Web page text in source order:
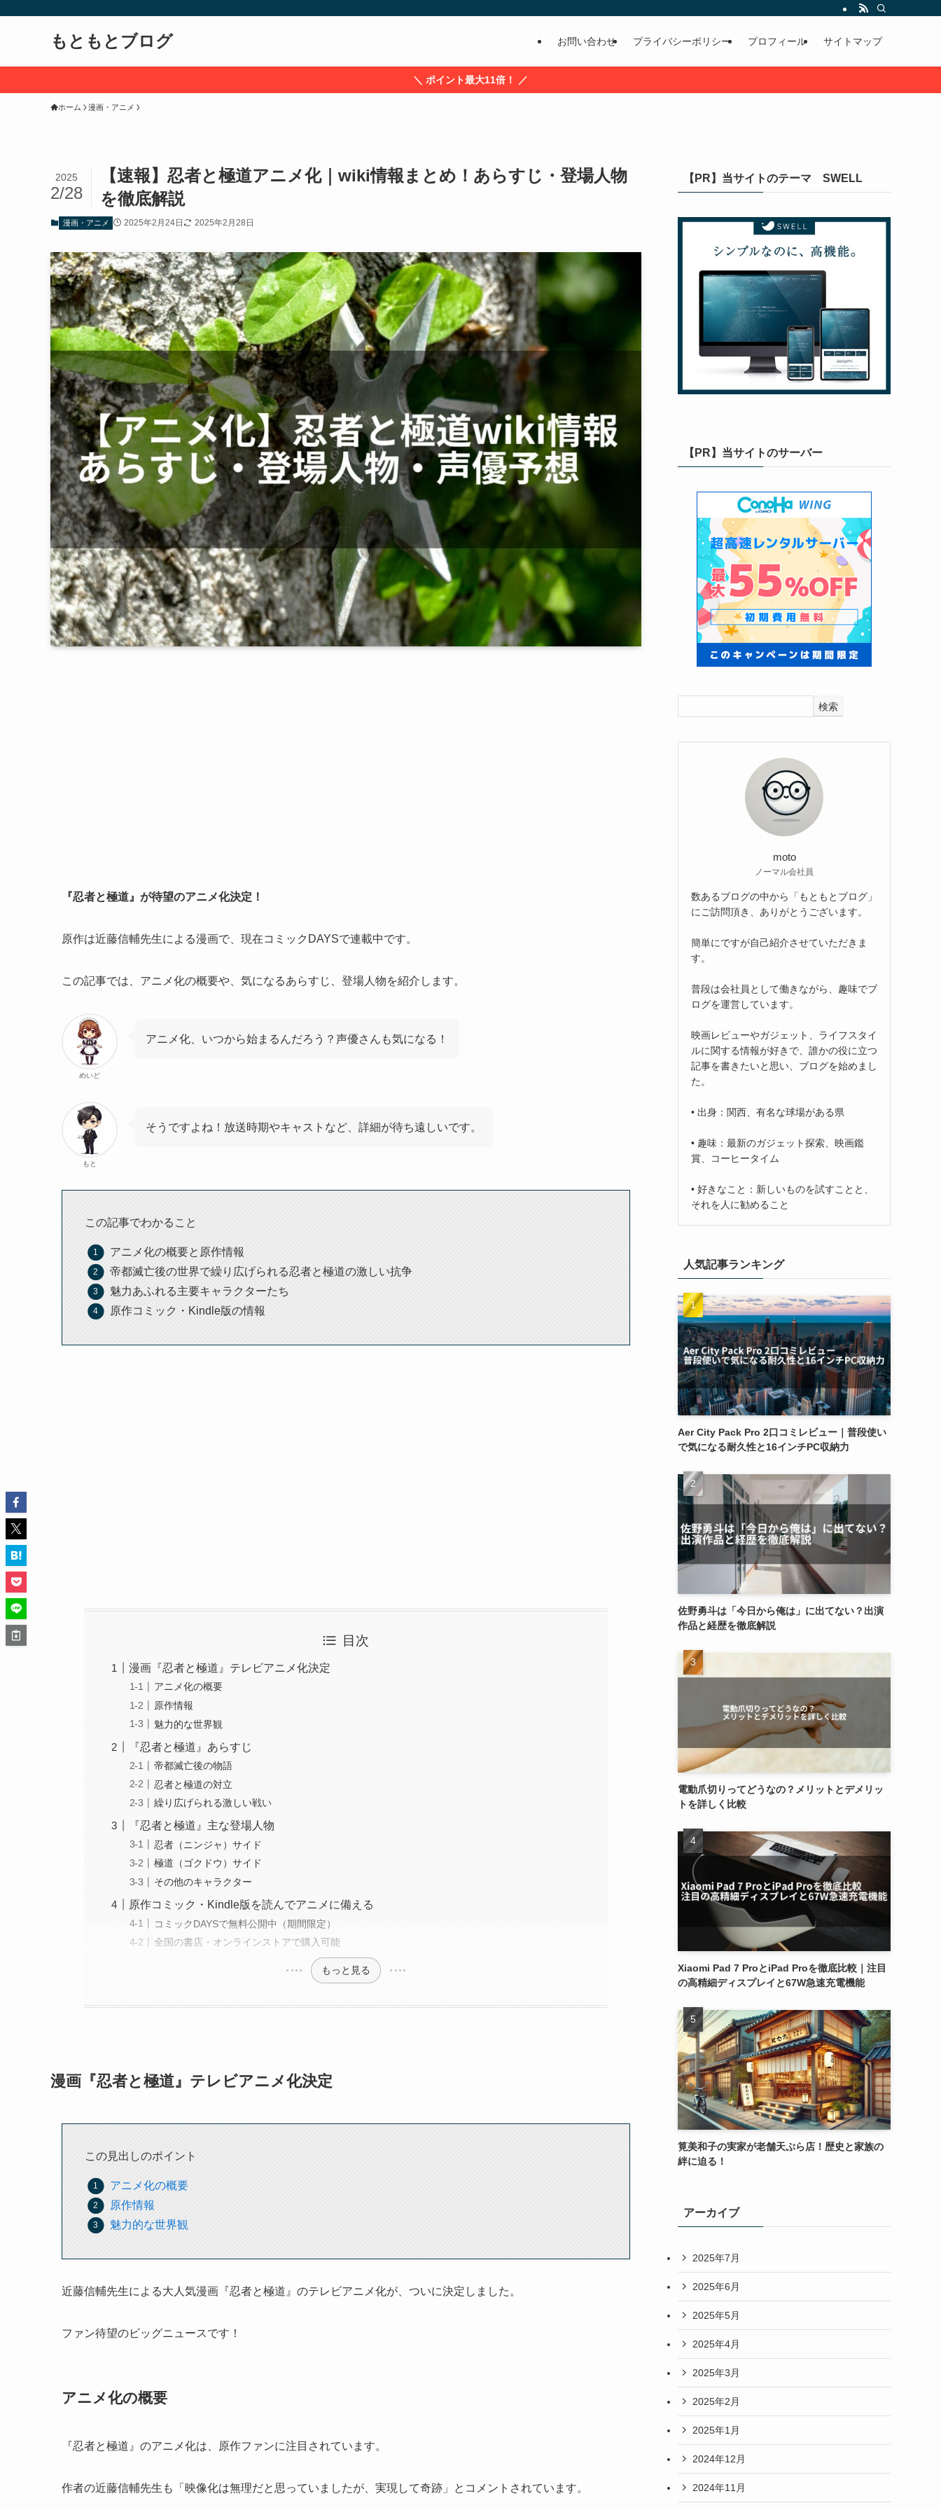
もともとブログ お問い合わせ プライバシーポリシー プロフィール サイトマップ
＼ ポイント最大11倍！ ／
ホーム 漫画・アニメ
【速報】忍者と極道アニメ化｜wiki情報まとめ！あらすじ・登場人物
を徹底解説
2025
2/28
漫画・アニメ 2025年2月24日 2025年2月28日
『忍者と極道』が待望のアニメ化決定！
原作は近藤信輔先生による漫画で、現在コミックDAYSで連載中です。
この記事では、アニメ化の概要や、気になるあらすじ、登場人物を紹介します。
めいど
アニメ化、いつから始まるんだろう？声優さんも気になる！
もと
そうですよね！放送時期やキャストなど、詳細が待ち遠しいです。
この記事でわかること
アニメ化の概要と原作情報
帝都滅亡後の世界で繰り広げられる忍者と極道の激しい抗争
魅力あふれる主要キャラクターたち
原作コミック・Kindle版の情報
目次
漫画『忍者と極道』テレビアニメ化決定
アニメ化の概要
原作情報
魅力的な世界観
『忍者と極道』あらすじ
帝都滅亡後の物語
忍者と極道の対立
繰り広げられる激しい戦い
『忍者と極道』主な登場人物
忍者（ニンジャ）サイド
極道（ゴクドウ）サイド
その他のキャラクター
原作コミック・Kindle版を読んでアニメに備える
コミックDAYSで無料公開中（期間限定）
全国の書店・オンラインストアで購入可能
もっと見る
漫画『忍者と極道』テレビアニメ化決定
この見出しのポイント
アニメ化の概要
原作情報
魅力的な世界観
近藤信輔先生による大人気漫画『忍者と極道』のテレビアニメ化が、ついに決定しました。
ファン待望のビッグニュースです！
アニメ化の概要
『忍者と極道』のアニメ化は、原作ファンに注目されています。
作者の近藤信輔先生も「映像化は無理だと思っていましたが、実現して奇跡」とコメントされています。
【PR】当サイトのテーマ SWELL
【PR】当サイトのサーバー
検索
moto
ノーマル会社員
数あるブログの中から「もともとブログ」
にご訪問頂き、ありがとうございます。
簡単にですが自己紹介させていただきま
す。
普段は会社員として働きながら、趣味でブ
ログを運営しています。
映画レビューやガジェット、ライフスタイ
ルに関する情報が好きで、誰かの役に立つ
記事を書きたいと思い、ブログを始めまし
た。
• 出身：関西、有名な球場がある県
• 趣味：最新のガジェット探索、映画鑑
賞、コーヒータイム
• 好きなこと：新しいものを試すことと、
それを人に勧めること
人気記事ランキング
Aer City Pack Pro 2口コミレビュー｜普段使い
で気になる耐久性と16インチPC収納力
佐野勇斗は「今日から俺は」に出てない？出演
作品と経歴を徹底解説
電動爪切りってどうなの？メリットとデメリッ
トを詳しく比較
Xiaomi Pad 7 ProとiPad Proを徹底比較｜注目
の高精細ディスプレイと67W急速充電機能
筧美和子の実家が老舗天ぷら店！歴史と家族の
絆に迫る！
アーカイブ
2025年7月
2025年6月
2025年5月
2025年4月
2025年3月
2025年2月
2025年1月
2024年12月
2024年11月